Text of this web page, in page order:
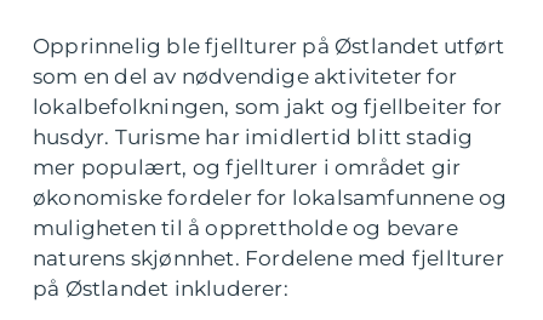
Opprinnelig ble fjellturer på Østlandet utført
som en del av nødvendige aktiviteter for
lokalbefolkningen, som jakt og fjellbeiter for
husdyr. Turisme har imidlertid blitt stadig
mer populært, og fjellturer i området gir
økonomiske fordeler for lokalsamfunnene og
muligheten til å opprettholde og bevare
naturens skjønnhet. Fordelene med fjellturer
på Østlandet inkluderer: